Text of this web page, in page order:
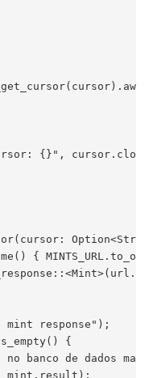
{}",
{
mint response");
{
no banco de dados
mint.result);